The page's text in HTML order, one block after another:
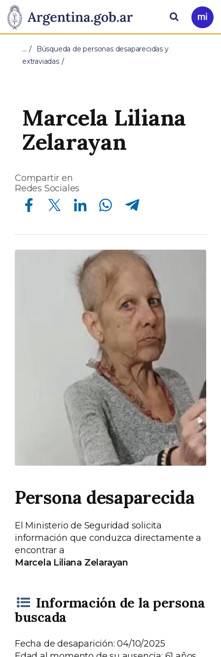
Presidencia
de
Pasar al contenido principal
Ir
a
Buscar
…
Búsqueda de personas desaparecidas y
extraviadas
Marcela Liliana
Zelarayan
Compartir en
Redes Sociales
Compartir en Facebook Compartir en Twitter Compartir en Linkedin Compartir en Whatsapp Compartir en Telegram
Persona desaparecida
El Ministerio de Seguridad solicita
información que conduzca directamente a
encontrar a
Marcela Liliana Zelarayan
Información de la persona
buscada
Fecha de desaparición: 04/10/2025